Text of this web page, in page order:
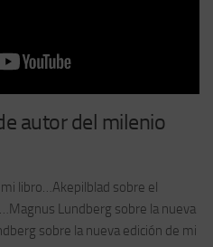
autor del milenio
libro…Akepilblad sobre el
Lundberg sobre la nueva
sobre la nueva edición de mi